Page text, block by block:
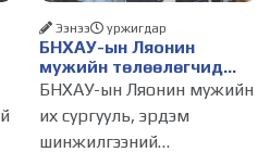
БНХАУ-ын Ляонин
мужийн төлөөлөгчид
НИТХ-ын үйл
танилцлаа
Ээнээ уржигдар
БНХАУ-ын Ляонин мужийн
их сургууль, эрдэм
шинжилгээний